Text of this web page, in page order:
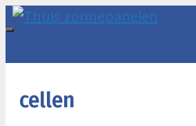
Ga
naar
inhoud
cellen